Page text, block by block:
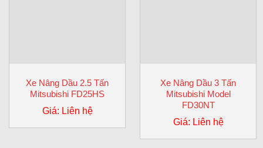
Xe Nâng Dầu 2.5 Tấn
Mitsubishi FD25HS
Giá: Liên hệ
Xe Nâng Dầu 3 Tấn
Mitsubishi Model
FD30NT
Giá: Liên hệ